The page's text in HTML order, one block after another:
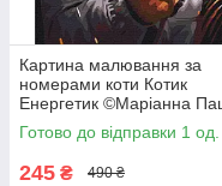
Картина малювання за
номерами коти Котик
Енергетик ©Маріанна
BrushMe BS53441
Готово до відправки 1 од.
245 ₴ 490 ₴